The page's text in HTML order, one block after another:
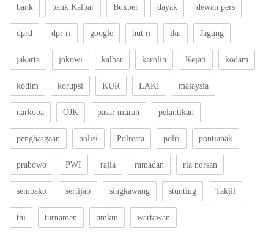
bank bank Kalbar Bukber dayak dewan pers
dprd dpr ri google hut ri ikn Jagung
jakarta jokowi kalbar karolin Kejati kodam
kodim korupsi KUR LAKI malaysia
narkoba OJK pasar murah pelantikan
penghargaan polisi Polresta polri pontianak
prabowo PWI rajia ramadan ria norsan
sembako sertijab singkawang stunting Takjil
tni turnamen umkm wartawan